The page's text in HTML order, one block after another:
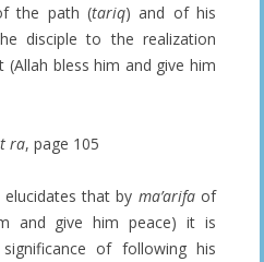
the path (tariq) and of his
disciple to the realization
(Allah bless him and give him
ra, page 105
that by ma’arifaof
and give him peace) it is
of following his